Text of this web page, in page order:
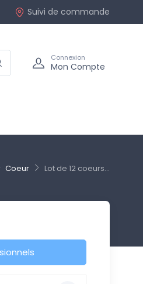
Suivi de commande
Connexion
Mon Compte
Coeur Lot de 12 coeurs...